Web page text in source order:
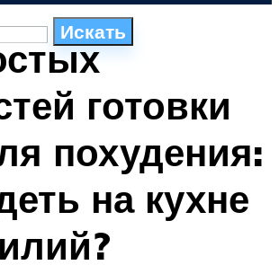
Искать
ДЕТЕЙ
ДОМА
готовки
похудения:
на кухне